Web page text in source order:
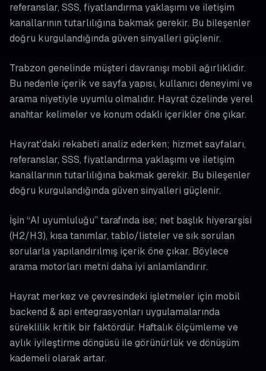
referanslar, SSS, fiyatlandırma yaklaşımı ve iletişim
kanallarının tutarlılığına bakmak gerekir. Bu bileşenler
doğru kurgulandığında güven sinyalleri güçlenir.
Trabzon genelinde müşteri davranışı mobil ağırlıklıdır.
Bu nedenle içerik ve sayfa yapısı, kullanıcı deneyimi ve
arama niyetiyle uyumlu olmalıdır. Hayrat özelinde yerel
anahtar kelimeler ve konum odaklı içerikler öne çıkar.
Hayrat’daki rekabeti analiz ederken; hizmet sayfaları,
referanslar, SSS, fiyatlandırma yaklaşımı ve iletişim
kanallarının tutarlılığına bakmak gerekir. Bu bileşenler
doğru kurgulandığında güven sinyalleri güçlenir.
İşin “AI uyumluluğu” tarafında ise; net başlık hiyerarşisi
(H2/H3), kısa tanımlar, tablo/listeler ve sık sorulan
sorularla yapılandırılmış içerik öne çıkar. Böylece
arama motorları metni daha iyi anlamlandırır.
Hayrat merkez ve çevresindeki işletmeler için mobil
backend & api entegrasyonları uygulamalarında
süreklilik kritik bir faktördür. Haftalık ölçümleme ve
aylık iyileştirme döngüsü ile görünürlük ve dönüşüm
kademeli olarak artar.